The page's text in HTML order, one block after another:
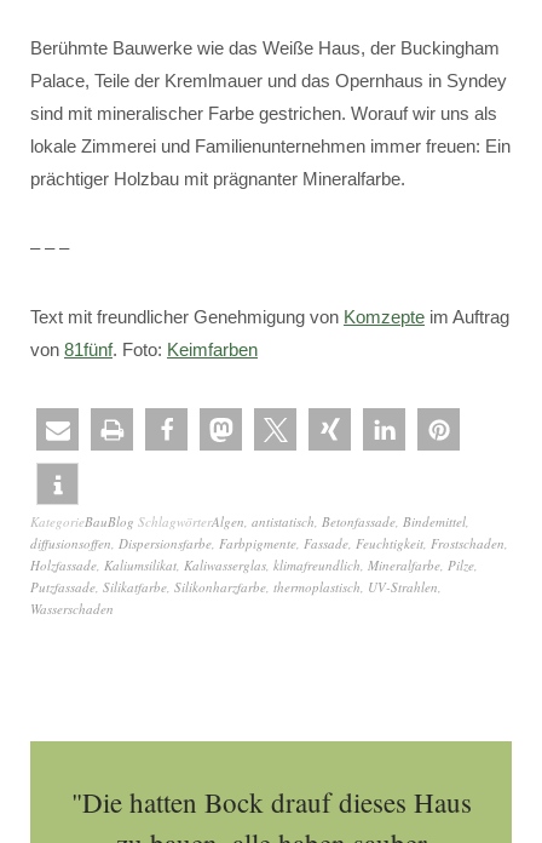
Berühmte Bauwerke wie das Weiße Haus, der Buckingham
Palace, Teile der Kremlmauer und das Opernhaus in Syndey
sind mit mineralischer Farbe gestrichen. Worauf wir uns als
lokale Zimmerei und Familienunternehmen immer freuen: Ein
prächtiger Holzbau mit prägnanter Mineralfarbe.
– – –
Text mit freundlicher Genehmigung von Komzepte im Auftrag
von 81fünf. Foto: Keimfarben
KategorieBauBlog SchlagwörterAlgen, antistatisch, Betonfassade, Bindemittel,
diffusionsoffen, Dispersionsfarbe, Farbpigmente, Fassade, Feuchtigkeit, Frostschaden,
Holzfassade, Kaliumsilikat, Kaliwasserglas, klimafreundlich, Mineralfarbe, Pilze,
Putzfassade, Silikatfarbe, Silikonharzfarbe, thermoplastisch, UV-Strahlen,
Wasserschaden
"Die hatten Bock drauf dieses Haus